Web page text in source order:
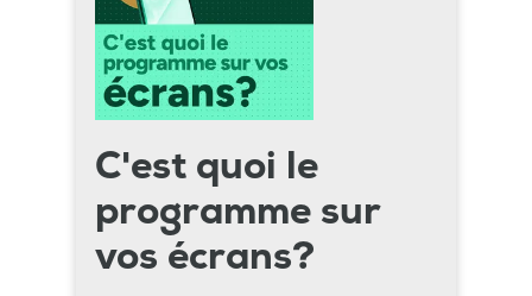
C'est quoi le
programme sur
vos écrans?